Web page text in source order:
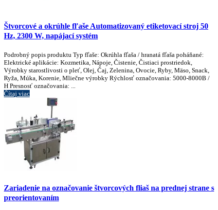
Štvorcové a okrúhle fľaše Automatizovaný etiketovací stroj 50
Hz, 2300 W, napájací systém
Podrobný popis produktu Typ fľaše: Okrúhla fľaša / hranatá fľaša poháňané:
Elektrické aplikácie: Kozmetika, Nápoje, Čistenie, Čistiaci prostriedok,
Výrobky starostlivosti o pleť, Olej, Čaj, Zelenina, Ovocie, Ryby, Mäso, Snack,
Ryža, Múka, Korenie, Mliečne výrobky Rýchlosť označovania: 5000-8000B /
H Presnosť označovania: ...
Čítaj viac
Zariadenie na označovanie štvorcových fliaš na prednej strane s
preorientovaním